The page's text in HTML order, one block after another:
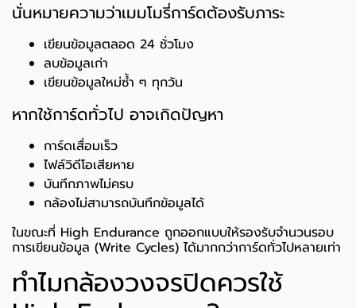
นั่นหมายความว่าเมมโมรี่การ์ดต้องรับภาระ
เขียนข้อมูลตลอด 24 ชั่วโมง
ลบข้อมูลเก่า
เขียนข้อมูลใหม่ซ้ำ ๆ ทุกวัน
หากใช้การ์ดทั่วไป อาจเกิดปัญหา
การ์ดเสื่อมเร็ว
ไฟล์วิดีโอเสียหาย
บันทึกภาพไม่ครบ
กล้องไม่สามารถบันทึกข้อมูลได้
ในขณะที่ High Endurance ถูกออกแบบให้รองรับจำนวนรอบ
การเขียนข้อมูล (Write Cycles) ได้มากกว่าการ์ดทั่วไปหลายเท่า
ทำไมกล้องวงจรปิดควรใช้